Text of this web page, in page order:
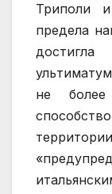
Триполи
предела
не